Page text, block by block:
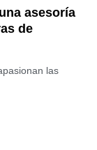
asesoría
de
las